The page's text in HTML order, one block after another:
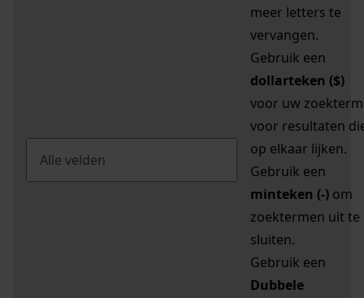
meer letters te
vervangen.
Gebruik een
dollarteken ($)
voor uw zoekterm
voor resultaten
op elkaar lijken.
Gebruik een
minteken (-) om
zoektermen uit te
sluiten.
Gebruik een
Dubbele